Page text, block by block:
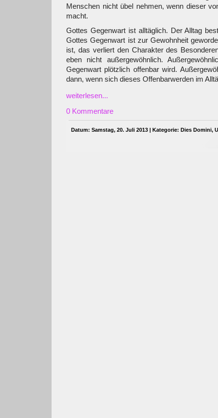
Menschen nicht übel nehmen, wenn dieser
macht.
Gottes Gegenwart ist alltäglich. Der Alltag
Gottes Gegenwart ist zur Gewohnheit
ist, das verliert den Charakter des
eben nicht außergewöhnlich.
Gegenwart plötzlich offenbar wird.
dann, wenn sich dieses Offenbarwerden im
weiterlesen...
0 Kommentare
Datum: Samstag, 20. Juli 2013 | Kategorie: Dies Domini,